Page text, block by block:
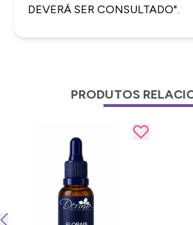
DEVERÁ SER CONSULTADO".
PRODUTOS